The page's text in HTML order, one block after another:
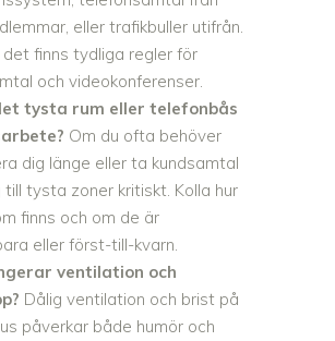
eller trafikbuller utifrån.
det finns tydliga regler för
och videokonferenser.
tysta rum eller telefonbås
Om du ofta behöver
dig länge eller ta kundsamtal
till tysta zoner kritiskt. Kolla hur
finns och om de är
eller först-till-kvarn.
ventilation och
Dålig ventilation och brist på
påverkar både humör och